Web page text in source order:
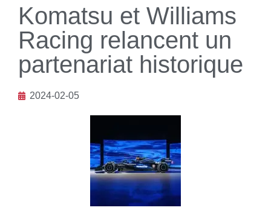
Komatsu et Williams
Racing relancent un
partenariat historique
2024-02-05